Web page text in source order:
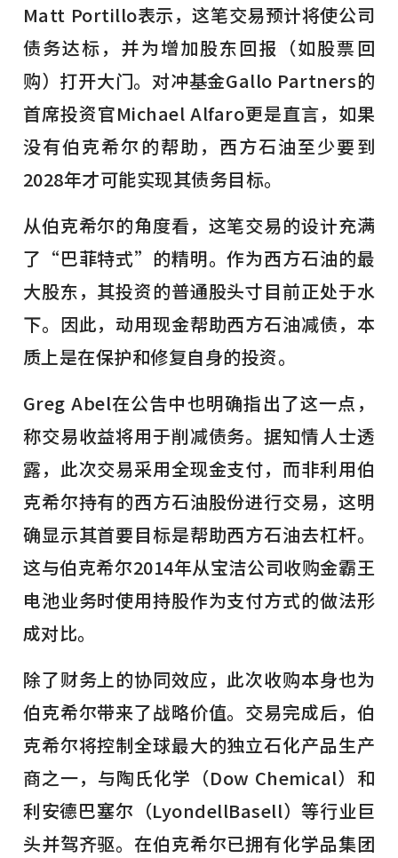
Matt Portillo表示，这笔交易预计将使公司
债务达标，并为增加股东回报（如股票回
购）打开大门。对冲基金Gallo Partners的
首席投资官Michael Alfaro更是直言，如果
没有伯克希尔的帮助，西方石油至少要到
2028年才可能实现其债务目标。
从伯克希尔的角度看，这笔交易的设计充满
了“巴菲特式”的精明。作为西方石油的最
大股东，其投资的普通股头寸目前正处于水
下。因此，动用现金帮助西方石油减债，本
质上是在保护和修复自身的投资。
Greg Abel在公告中也明确指出了这一点，
称交易收益将用于削减债务。据知情人士透
露，此次交易采用全现金支付，而非利用伯
克希尔持有的西方石油股份进行交易，这明
确显示其首要目标是帮助西方石油去杠杆。
这与伯克希尔2014年从宝洁公司收购金霸王
电池业务时使用持股作为支付方式的做法形
成对比。
除了财务上的协同效应，此次收购本身也为
伯克希尔带来了战略价值。交易完成后，伯
克希尔将控制全球最大的独立石化产品生产
商之一，与陶氏化学（Dow Chemical）和
利安德巴塞尔（LyondellBasell）等行业巨
头并驾齐驱。在伯克希尔已拥有化学品集团